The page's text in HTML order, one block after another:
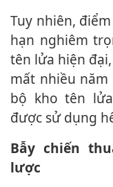
Tuy nhiên, điểm mạnh này kèm theo một giới
hạn nghiêm
tên lửa hiện
mất nhiều
bộ kho tên
được sử dụng
Bẫy chiến thuật và khoảng trống chiến
lược